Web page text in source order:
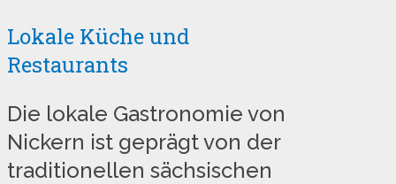
Lokale Küche und
Restaurants
Die lokale Gastronomie von
Nickern ist geprägt von der
traditionellen sächsischen